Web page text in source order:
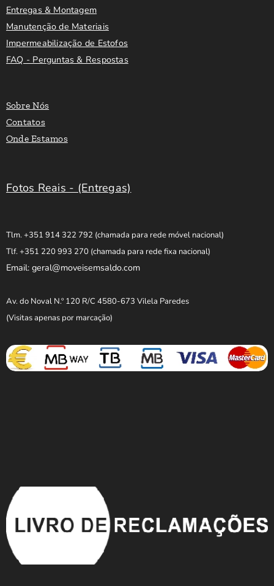
Entregas & Montagem
Manutenção de Materiais
Impermeabilização de Estofos
FAQ - Perguntas & Respostas
Sobre Nós
Contatos
Onde Estamos
Fotos Reais - (Entregas)
Tlm. +351 914 322 792 (chamada para rede móvel nacional)
Tlf. +351 220 993 270 (chamada para rede fixa nacional)
Email: geral@moveisemsaldo.com
Av. do Noval N.º 120 R/C 4580-673 Vilela Paredes
(Visitas apenas por marcação)